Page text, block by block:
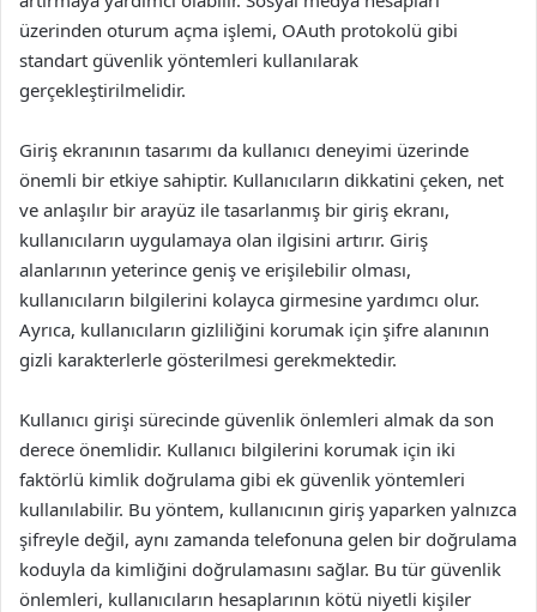
üzerinden oturum açma işlemi, OAuth protokolü gibi
standart güvenlik yöntemleri kullanılarak
gerçekleştirilmelidir.
Giriş ekranının tasarımı da kullanıcı deneyimi üzerinde
önemli bir etkiye sahiptir. Kullanıcıların dikkatini çeken, net
ve anlaşılır bir arayüz ile tasarlanmış bir giriş ekranı,
kullanıcıların uygulamaya olan ilgisini artırır. Giriş
alanlarının yeterince geniş ve erişilebilir olması,
kullanıcıların bilgilerini kolayca girmesine yardımcı olur.
Ayrıca, kullanıcıların gizliliğini korumak için şifre alanının
gizli karakterlerle gösterilmesi gerekmektedir.
Kullanıcı girişi sürecinde güvenlik önlemleri almak da son
derece önemlidir. Kullanıcı bilgilerini korumak için iki
faktörlü kimlik doğrulama gibi ek güvenlik yöntemleri
kullanılabilir. Bu yöntem, kullanıcının giriş yaparken yalnızca
şifreyle değil, aynı zamanda telefonuna gelen bir doğrulama
koduyla da kimliğini doğrulamasını sağlar. Bu tür güvenlik
önlemleri, kullanıcıların hesaplarının kötü niyetli kişiler